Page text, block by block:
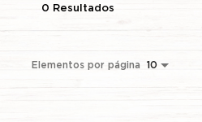
0 Resultados
Elementos por página 10